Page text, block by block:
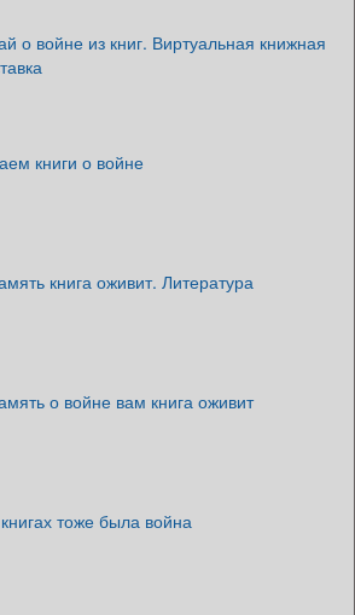
о войне из книг. Виртуальная книжная
книги о войне
книга оживит. Литература
о войне вам книга оживит
тоже была война